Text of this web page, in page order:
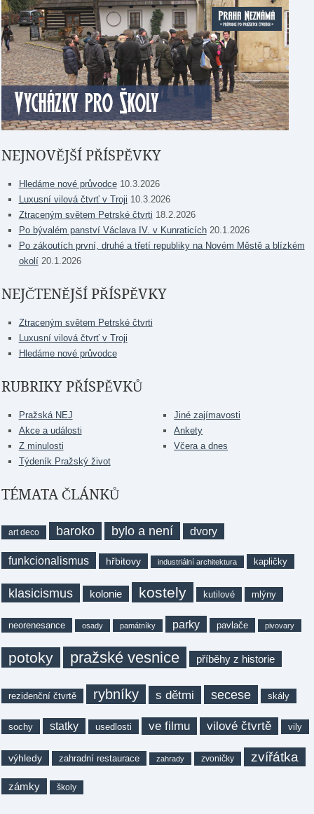
NEJNOVĚJŠÍ PŘÍSPĚVKY
Hledáme nové průvodce 10.3.2026
Luxusní vilová čtvrť v Troji 10.3.2026
Ztraceným světem Petrské čtvrti 18.2.2026
Po bývalém panství Václava IV. v Kunraticích 20.1.2026
Po zákoutích první, druhé a třetí republiky na Novém Městě a blízkém
okolí 20.1.2026
NEJČTENĚJŠÍ PŘÍSPĚVKY
Ztraceným světem Petrské čtvrti
Luxusní vilová čtvrť v Troji
Hledáme nové průvodce
RUBRIKY PŘÍSPĚVKŮ
Pražská NEJ
Akce a události
Z minulosti
Týdeník Pražský život
Jiné zajímavosti
Ankety
Včera a dnes
TÉMATA ČLÁNKŮ
art deco baroko bylo a není dvory
funkcionalismus hřbitovy industriální architektura kapličky
klasicismus kolonie kostely kutilové mlýny
neorenesance osady památníky parky pavlače pivovary
potoky pražské vesnice příběhy z historie
rezidenční čtvrtě rybníky s dětmi secese skály
sochy statky usedlosti ve filmu vilové čtvrtě vily
výhledy zahradní restaurace zahrady zvoničky zvířátka
zámky školy